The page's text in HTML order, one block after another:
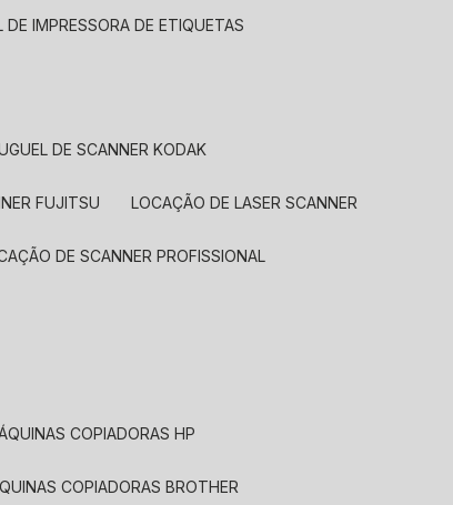
DE IMPRESSORA DE ETIQUETAS
DE SCANNER KODAK
FUJITSU LOCAÇÃO DE LASER SCANNER
DE SCANNER PROFISSIONAL
COPIADORAS HP
COPIADORAS BROTHER